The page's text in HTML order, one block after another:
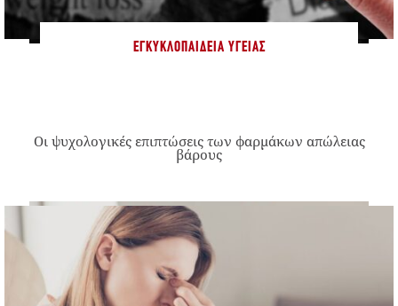
ΕΓΚΥΚΛΟΠΑΊΔΕΙΑ ΥΓΕΊΑΣ
Οι ψυχολογικές επιπτώσεις των φαρμάκων απώλειας
βάρους